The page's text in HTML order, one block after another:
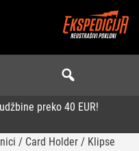
preko 40 EUR!
/ Card Holder / Klipse